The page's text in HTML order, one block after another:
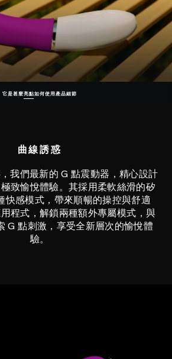
它是甚麼亮點如何使用產品細節
曲線誘惑
我們最新的 G 點震動器，精心設計
致愉悅體驗。其採用柔軟絲滑的矽
快感模式，帶來順暢的操控與舒適
程式，解鎖兩種額外專屬模式，與
G 點刺激，享受全新層次的愉悅體
驗。